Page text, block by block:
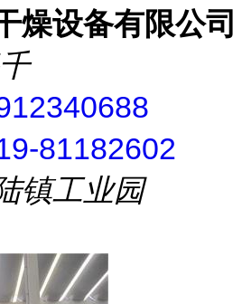
燥设备有限公司
81182602
镇工业园